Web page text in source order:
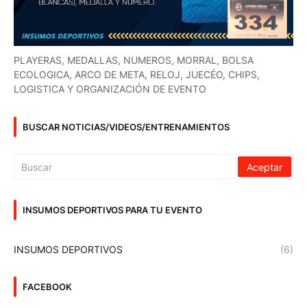
PLAYERAS, MEDALLAS, NUMEROS, MORRAL, BOLSA
ECOLOGICA, ARCO DE META, RELOJ, JUECÉO, CHIPS,
LOGISTICA Y ORGANIZACIÓN DE EVENTO
BUSCAR NOTICIAS/VIDEOS/ENTRENAMIENTOS
INSUMOS DEPORTIVOS PARA TU EVENTO
INSUMOS DEPORTIVOS (6)
FACEBOOK